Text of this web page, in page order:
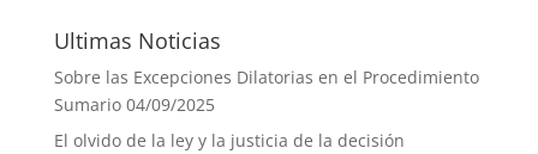
Ultimas Noticias
Sobre las Excepciones Dilatorias en el Procedimiento
Sumario 04/09/2025
El olvido de la ley y la justicia de la decisión